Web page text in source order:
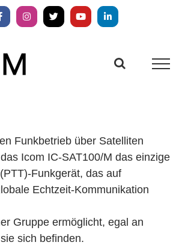
Instagram
X YouTubeLinkedIn
Funkbetrieb über Satelliten
Icom IC-SAT100/M das einzige
Funkgerät, das auf
Echtzeit-Kommunikation
Gruppe ermöglicht, egal an
sich befinden.